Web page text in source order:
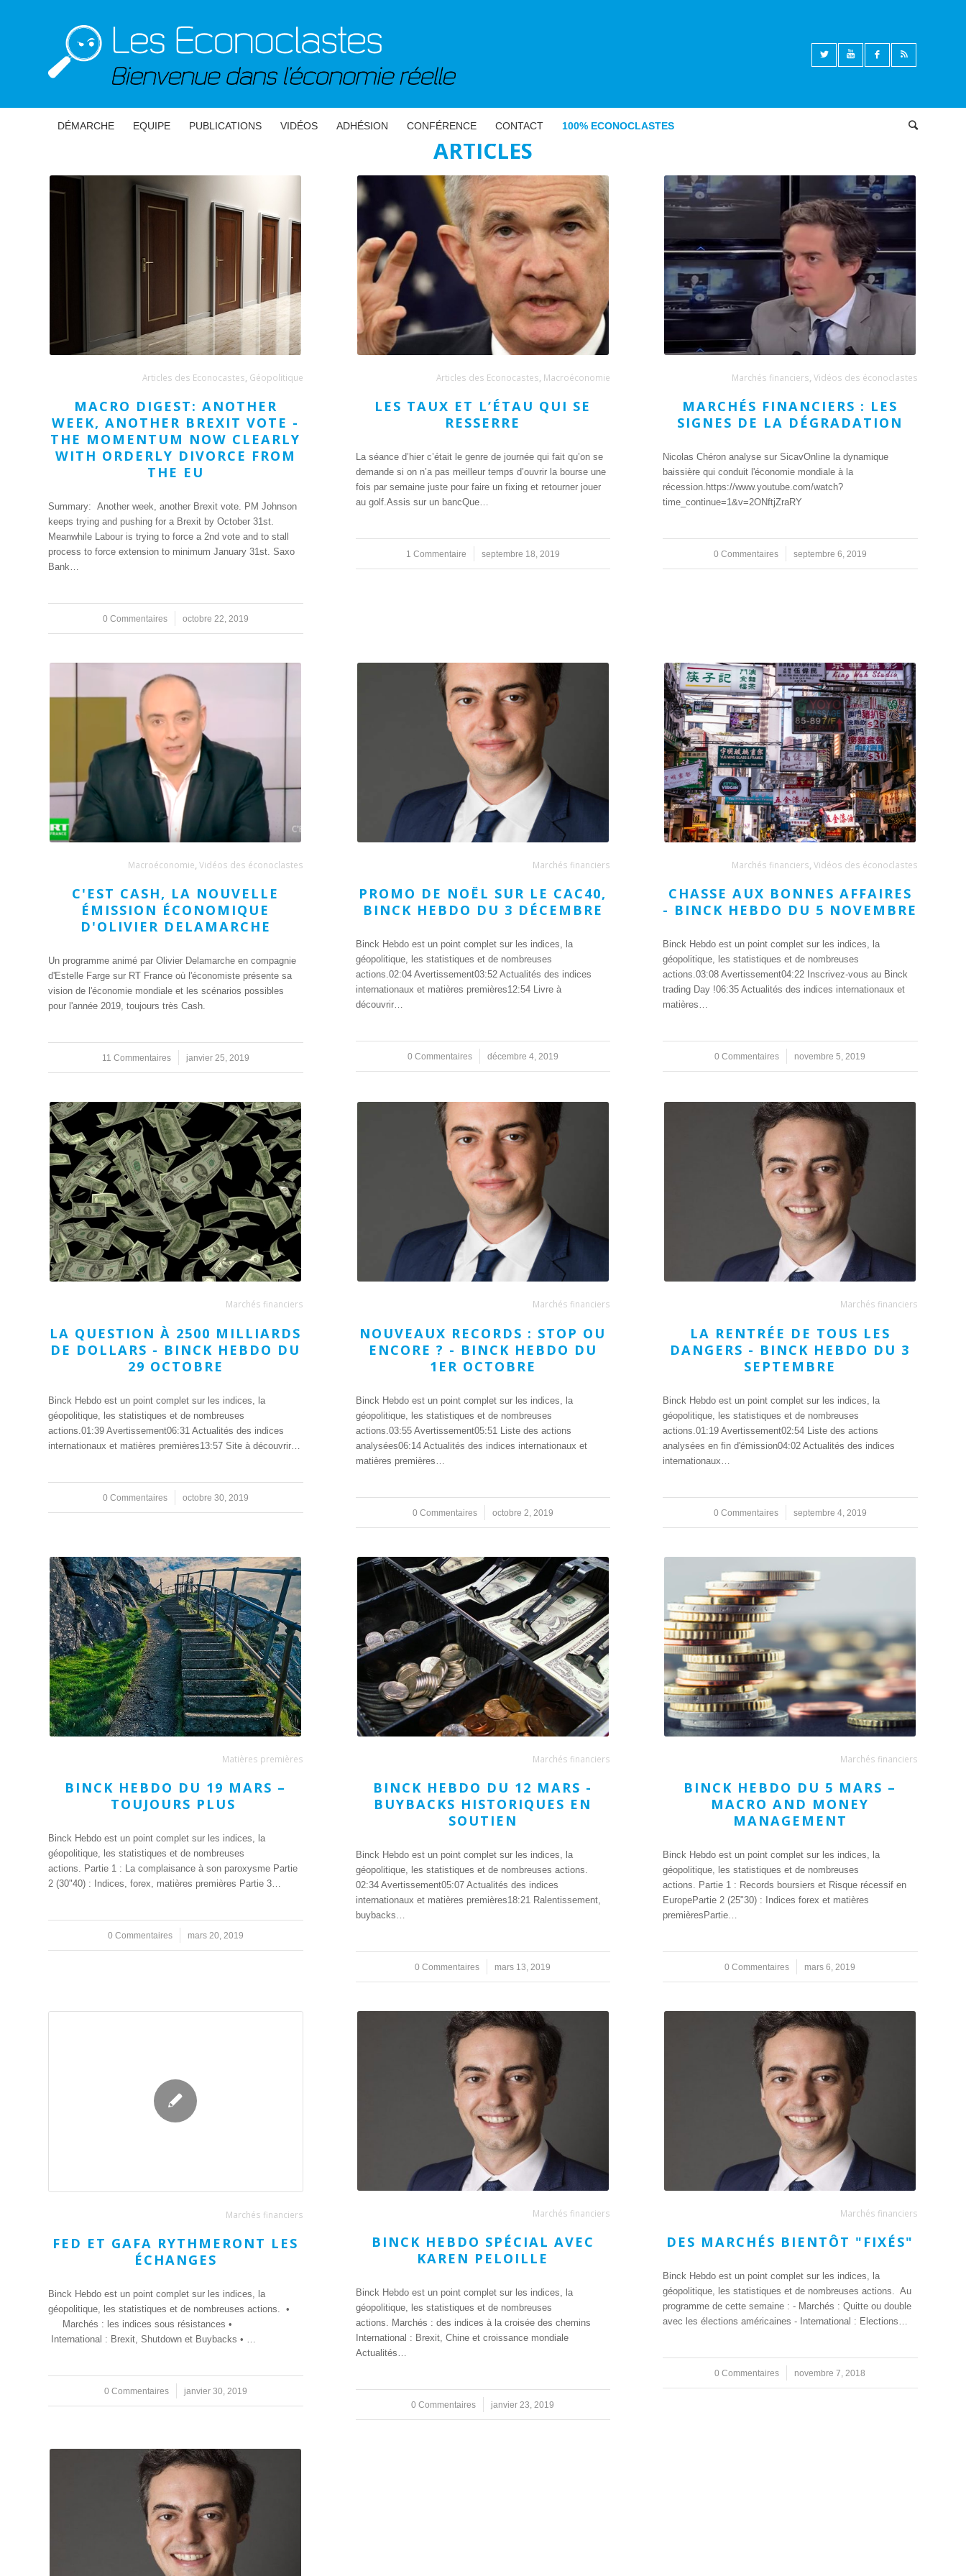
DÉMARCHE EQUIPE PUBLICATIONS VIDÉOS ADHÉSION CONFÉRENCE CONTACT 100% ECONOCLASTES
ARTICLES
Articles des Econocastes Géopolitique
MACRO DIGEST: ANOTHER
WEEK, ANOTHER BREXIT VOTE -
THE MOMENTUM NOW CLEARLY
WITH ORDERLY DIVORCE FROM
THE EU
Summary: Another week, another Brexit vote. PM Johnson
keeps trying and pushing for a Brexit by October 31st.
Meanwhile Labour is trying to force a 2nd vote and to stall
process to force extension to minimum January 31st. Saxo
Bank…
0 Commentaires
/ octobre 22, 2019
Articles des Econocastes Macroéconomie
LES TAUX ET L’ÉTAU QUI SE
RESSERRE
La séance d’hier c’était le genre de journée qui fait qu’on se
demande si on n’a pas meilleur temps d’ouvrir la bourse une
fois par semaine juste pour faire un fixing et retourner jouer
au golf.Assis sur un bancQue…
1 Commentaire
/ septembre 18, 2019
Marchés financiers Vidéos des éconoclastes
MARCHÉS FINANCIERS : LES
SIGNES DE LA DÉGRADATION
Nicolas Chéron analyse sur SicavOnline la dynamique
baissière qui conduit l'économie mondiale à la
récession.https://www.youtube.com/watch?
time_continue=1&v=2ONftjZraRY
0 Commentaires
/ septembre 6, 2019
Macroéconomie Vidéos des éconoclastes
C'EST CASH, LA NOUVELLE
ÉMISSION ÉCONOMIQUE
D'OLIVIER DELAMARCHE
Un programme animé par Olivier Delamarche en compagnie
d'Estelle Farge sur RT France où l'économiste présente sa
vision de l'économie mondiale et les scénarios possibles
pour l'année 2019, toujours très Cash.
11 Commentaires
/ janvier 25, 2019
Marchés financiers
PROMO DE NOËL SUR LE CAC40,
BINCK HEBDO DU 3 DÉCEMBRE
Binck Hebdo est un point complet sur les indices, la
géopolitique, les statistiques et de nombreuses
actions.02:04 Avertissement03:52 Actualités des indices
internationaux et matières premières12:54 Livre à
découvrir…
0 Commentaires
/ décembre 4, 2019
Marchés financiers Vidéos des éconoclastes
CHASSE AUX BONNES AFFAIRES
- BINCK HEBDO DU 5 NOVEMBRE
Binck Hebdo est un point complet sur les indices, la
géopolitique, les statistiques et de nombreuses
actions.03:08 Avertissement04:22 Inscrivez-vous au Binck
trading Day !06:35 Actualités des indices internationaux et
matières…
0 Commentaires
/ novembre 5, 2019
Marchés financiers
LA QUESTION À 2500 MILLIARDS
DE DOLLARS - BINCK HEBDO DU
29 OCTOBRE
Binck Hebdo est un point complet sur les indices, la
géopolitique, les statistiques et de nombreuses
actions.01:39 Avertissement06:31 Actualités des indices
internationaux et matières premières13:57 Site à découvrir…
0 Commentaires
/ octobre 30, 2019
Marchés financiers
NOUVEAUX RECORDS : STOP OU
ENCORE ? - BINCK HEBDO DU
1ER OCTOBRE
Binck Hebdo est un point complet sur les indices, la
géopolitique, les statistiques et de nombreuses
actions.03:55 Avertissement05:51 Liste des actions
analysées06:14 Actualités des indices internationaux et
matières premières…
0 Commentaires
/ octobre 2, 2019
Marchés financiers
LA RENTRÉE DE TOUS LES
DANGERS - BINCK HEBDO DU 3
SEPTEMBRE
Binck Hebdo est un point complet sur les indices, la
géopolitique, les statistiques et de nombreuses
actions.01:19 Avertissement02:54 Liste des actions
analysées en fin d'émission04:02 Actualités des indices
internationaux…
0 Commentaires
/ septembre 4, 2019
Matières premières
BINCK HEBDO DU 19 MARS –
TOUJOURS PLUS
Binck Hebdo est un point complet sur les indices, la
géopolitique, les statistiques et de nombreuses
actions. Partie 1 : La complaisance à son paroxysme Partie
2 (30"40) : Indices, forex, matières premières Partie 3…
0 Commentaires
/ mars 20, 2019
Marchés financiers
BINCK HEBDO DU 12 MARS -
BUYBACKS HISTORIQUES EN
SOUTIEN
Binck Hebdo est un point complet sur les indices, la
géopolitique, les statistiques et de nombreuses actions.
02:34 Avertissement05:07 Actualités des indices
internationaux et matières premières18:21 Ralentissement,
buybacks…
0 Commentaires
/ mars 13, 2019
Marchés financiers
BINCK HEBDO DU 5 MARS –
MACRO AND MONEY
MANAGEMENT
Binck Hebdo est un point complet sur les indices, la
géopolitique, les statistiques et de nombreuses
actions. Partie 1 : Records boursiers et Risque récessif en
EuropePartie 2 (25"30) : Indices forex et matières
premièresPartie…
0 Commentaires
/ mars 6, 2019
Marchés financiers
FED ET GAFA RYTHMERONT LES
ÉCHANGES
Binck Hebdo est un point complet sur les indices, la
géopolitique, les statistiques et de nombreuses actions. •
Marchés : les indices sous résistances •
International : Brexit, Shutdown et Buybacks • …
0 Commentaires
/ janvier 30, 2019
Marchés financiers
BINCK HEBDO SPÉCIAL AVEC
KAREN PELOILLE
Binck Hebdo est un point complet sur les indices, la
géopolitique, les statistiques et de nombreuses
actions. Marchés : des indices à la croisée des chemins
International : Brexit, Chine et croissance mondiale
Actualités…
0 Commentaires
/ janvier 23, 2019
Marchés financiers
DES MARCHÉS BIENTÔT "FIXÉS"
Binck Hebdo est un point complet sur les indices, la
géopolitique, les statistiques et de nombreuses actions. Au
programme de cette semaine : - Marchés : Quitte ou double
avec les élections américaines - International : Elections…
0 Commentaires
/ novembre 7, 2018